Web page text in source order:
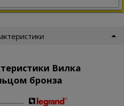
Вилка
бронза